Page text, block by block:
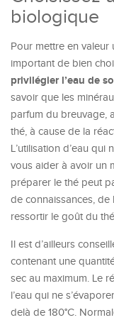
biologique
Pour mettre en valeur
important de bien
privilégier l’eau de
savoir que les
parfum du breuvage,
thé, à cause de la
L’utilisation d’eau
vous aider à avoir un
préparer le thé peut
de connaissances, de
ressortir le goût du
Il est d’ailleurs
contenant une
sec au maximum. Le
l’eau qui ne
delà de 180°C.